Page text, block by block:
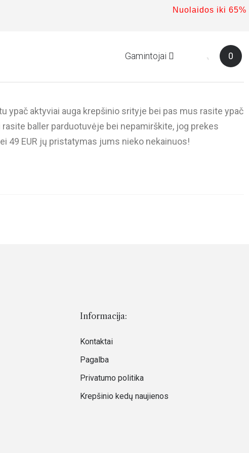
Nuolaidos iki 65%
Gamintojai 0
aktyviai auga krepšinio srityje bei pas mus rasite ypač
baller parduotuvėje bei nepamirškite, jog prekes
49 EUR jų pristatymas jums nieko nekainuos!
Informacija:
Kontaktai
Pagalba
Privatumo politika
Krepšinio kedų naujienos